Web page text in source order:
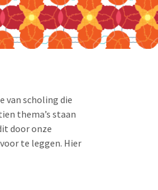
van scholing die
thema’s staan
door onze
te leggen. Hier